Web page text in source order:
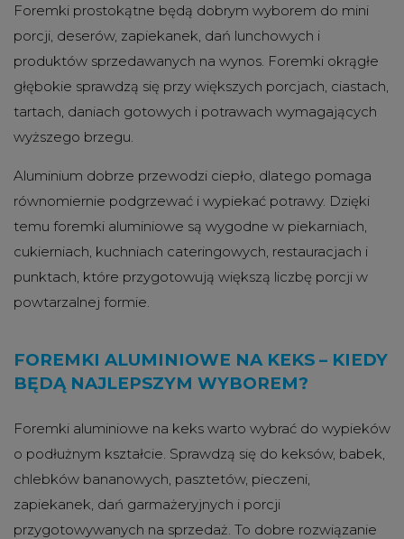
Foremki prostokątne będą dobrym wyborem do mini
porcji, deserów, zapiekanek, dań lunchowych i
produktów sprzedawanych na wynos. Foremki okrągłe
głębokie sprawdzą się przy większych porcjach, ciastach,
tartach, daniach gotowych i potrawach wymagających
wyższego brzegu.
Aluminium dobrze przewodzi ciepło, dlatego pomaga
równomiernie podgrzewać i wypiekać potrawy. Dzięki
temu foremki aluminiowe są wygodne w piekarniach,
cukierniach, kuchniach cateringowych, restauracjach i
punktach, które przygotowują większą liczbę porcji w
powtarzalnej formie.
FOREMKI ALUMINIOWE NA KEKS – KIEDY
BĘDĄ NAJLEPSZYM WYBOREM?
Foremki aluminiowe na keks warto wybrać do wypieków
o podłużnym kształcie. Sprawdzą się do keksów, babek,
chlebków bananowych, pasztetów, pieczeni,
zapiekanek, dań garmażeryjnych i porcji
przygotowywanych na sprzedaż. To dobre rozwiązanie